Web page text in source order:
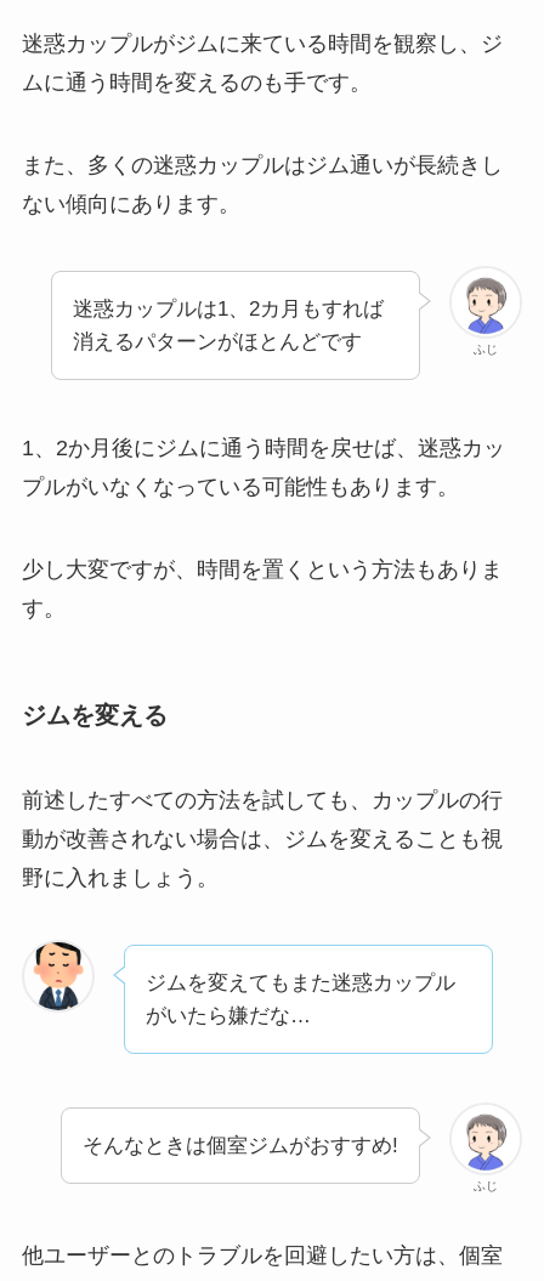
迷惑カップルがジムに来ている時間を観察し、ジ
ムに通う時間を変えるのも手です。
また、多くの迷惑カップルはジム通いが長続きし
ない傾向にあります。
ふじ
迷惑カップルは1、2カ月もすれば
消えるパターンがほとんどです
1、2か月後にジムに通う時間を戻せば、迷惑カッ
プルがいなくなっている可能性もあります。
少し大変ですが、時間を置くという方法もありま
す。
ジムを変える
前述したすべての方法を試しても、カップルの行
動が改善されない場合は、ジムを変えることも視
野に入れましょう。
ジムを変えてもまた迷惑カップル
がいたら嫌だな…
ふじ
そんなときは個室ジムがおすすめ!
他ユーザーとのトラブルを回避したい方は、個室